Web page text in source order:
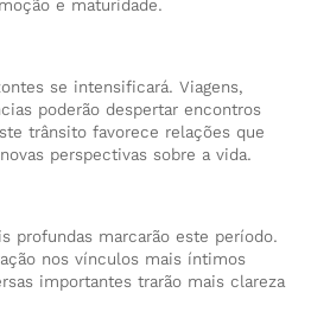
e maturidade.
se intensificará. Viagens,
poderão despertar encontros
trânsito favorece relações que
perspectivas sobre a vida.
profundas marcarão este período.
nos vínculos mais íntimos
importantes trarão mais clareza